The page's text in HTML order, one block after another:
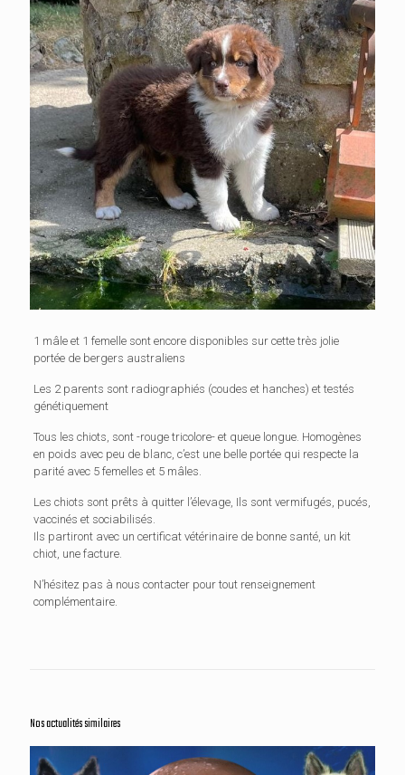
1 mâle et 1 femelle sont encore disponibles sur cette très jolie
portée de bergers australiens
Les 2 parents sont radiographiés (coudes et hanches) et testés
génétiquement
Tous les chiots, sont -rouge tricolore- et queue longue. Homogènes
en poids avec peu de blanc, c’est une belle portée qui respecte la
parité avec 5 femelles et 5 mâles.
Les chiots sont prêts à quitter l’élevage, Ils sont vermifugés, pucés,
vaccinés et sociabilisés.
Ils partiront avec un certificat vétérinaire de bonne santé, un kit
chiot, une facture.
N’hésitez pas à nous contacter pour tout renseignement
complémentaire.
Nos actualités similaires